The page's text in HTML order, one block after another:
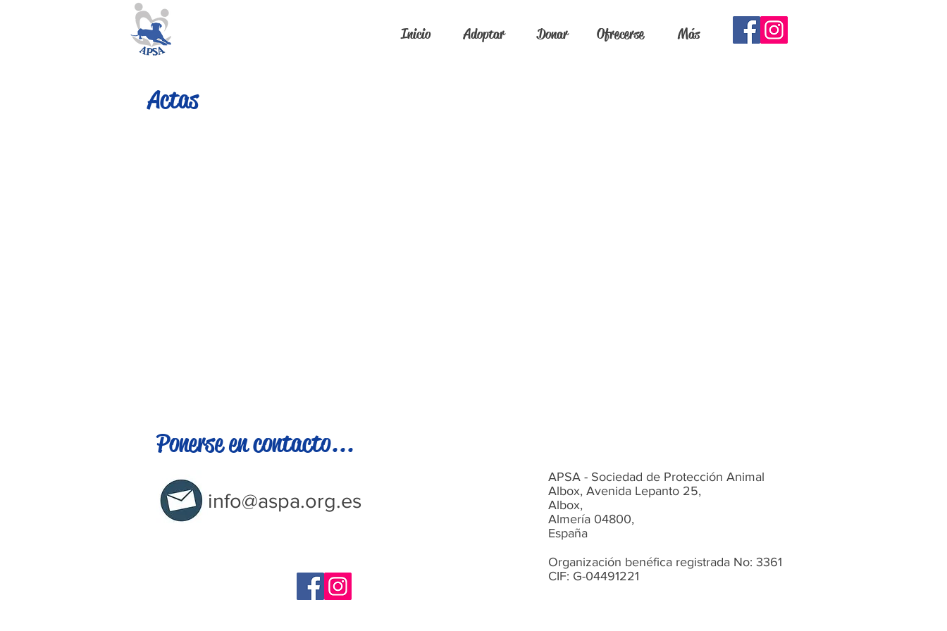
Inicio Adoptar Donar Ofrecerse Más
Actas
Ponerse en contacto...
info@aspa.org.es
APSA - Sociedad de Protección Animal
Albox, Avenida Lepanto 25,
Albox,
Almería 04800,
España
Organización benéfica registrada No: 3361
CIF: G-04491221